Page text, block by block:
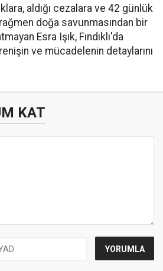
aldığı cezalara ve 42 günlük
doğa savunmasından bir
Esra Işık, Fındıklı'da
ve mücadelenin detaylarını
KAT